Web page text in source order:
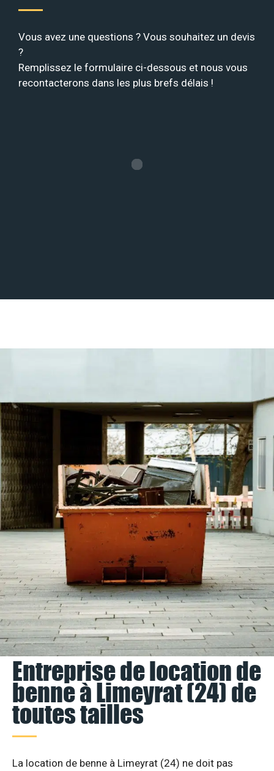
Vous avez une questions ? Vous souhaitez un devis
?
Remplissez le formulaire ci-dessous et nous vous
recontacterons dans les plus brefs délais !
Entreprise de location de
benne à Limeyrat (24) de
toutes tailles
La location de benne à Limeyrat (24) ne doit pas